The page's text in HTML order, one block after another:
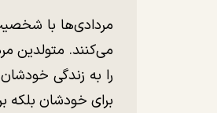
مردادی‌ها با
می‌کنند. متولدین
را به زندگی
برای خودشان بلکه